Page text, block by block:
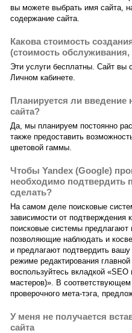
вы можете выбрать имя сайта,
содержание сайта.
Какова стоимость
(стоимость
Эти услуги бесплатны. Сайт вы
Личном кабинете.
Планируется ли
сайта?
Да, мы планируем постоянно
также предоставить
цветовой гаммы.
Чтобы Yandex (Google)
необходимо подтвердить
сделать?
На самом деле поисковые
зависимости от подтверждения
поисковые системы
позволяющие наблюдать и
и предлагают подтвердить вашу
режиме редактирования
воспользуйтесь вкладкой
мастеров)». В соответствующем
проверочного мета-тэга,
У меня не получается
сайта